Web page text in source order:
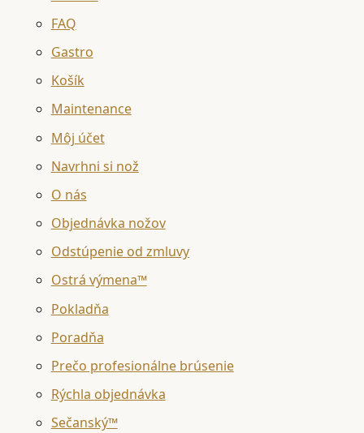
FAQ
Gastro
Košík
Maintenance
Môj účet
Navrhni si nož
O nás
Objednávka nožov
Odstúpenie od zmluvy
Ostrá výmena™
Pokladňa
Poradňa
Prečo profesionálne brúsenie
Rýchla objednávka
Sečanský™